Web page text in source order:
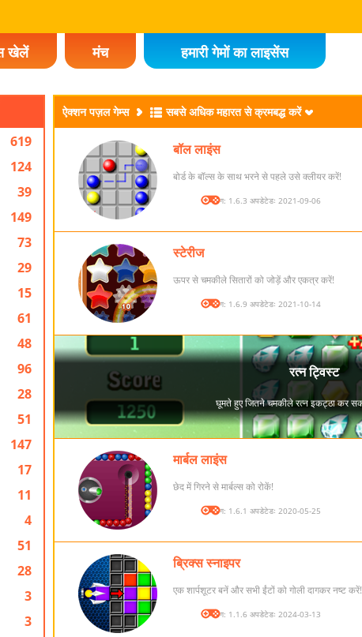
खेलें मंच हमारी गेमों का लाइसेंस
619
124
39
149
73
29
15
61
48
96
28
51
147
17
11
4
51
28
3
3
ऐक्शन पज़ल गेम्स सबसे अधिक महारत से क्रमबद्ध करें
बॉल लाइंस
बोर्ड के बॉल्स के साथ भरने से पहले उसे क्लीयर करें!
संस्करण: 1.6.3 अपडेटेडः 2021-09-06
स्टेरीज
ऊपर से चमकीले सितारों को जोड़ें और एकत्र करें!
संस्करण: 1.6.9 अपडेटेडः 2021-10-14
मार्बल लाइंस
छेद में गिरने से मार्बल्स को रोकें!
संस्करण: 1.6.1 अपडेटेडः 2020-05-25
ब्रिक्स स्नाइपर
एक शार्पशूटर बनें और सभी ईंटों को गोली दागकर नष्ट करें!
संस्करण: 1.1.6 अपडेटेडः 2024-03-13